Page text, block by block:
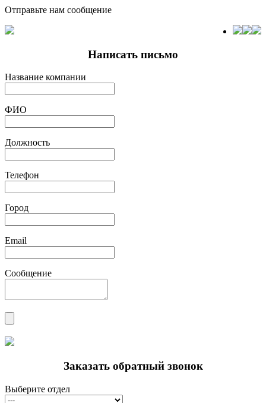
Отправьте нам сообщение
Написать письмо
Название компании
ФИО
Должность
Телефон
Город
Email
Сообщение
Заказать обратный звонок
Выберите отдел